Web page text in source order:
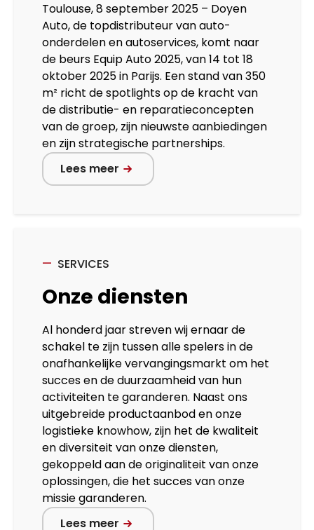
Toulouse, 8 september 2025 – Doyen
Auto, de topdistributeur van auto-
onderdelen en autoservices, komt naar
de beurs Equip Auto 2025, van 14 tot 18
oktober 2025 in Parijs. Een stand van 350
m² richt de spotlights op de kracht van
de distributie- en reparatieconcepten
van de groep, zijn nieuwste aanbiedingen
en zijn strategische partnerships.
Lees meer
SERVICES
Onze diensten
Al honderd jaar streven wij ernaar de
schakel te zijn tussen alle spelers in de
onafhankelijke vervangingsmarkt om het
succes en de duurzaamheid van hun
activiteiten te garanderen. Naast ons
uitgebreide productaanbod en onze
logistieke knowhow, zijn het de kwaliteit
en diversiteit van onze diensten,
gekoppeld aan de originaliteit van onze
oplossingen, die het succes van onze
missie garanderen.
Lees meer